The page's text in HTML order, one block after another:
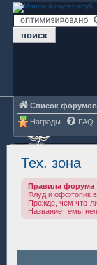
Список форумов
Награды
FAQ
Тех. зона
Правила форума
Флуд и оффтопик в
Прежде, чем что-
Название темы